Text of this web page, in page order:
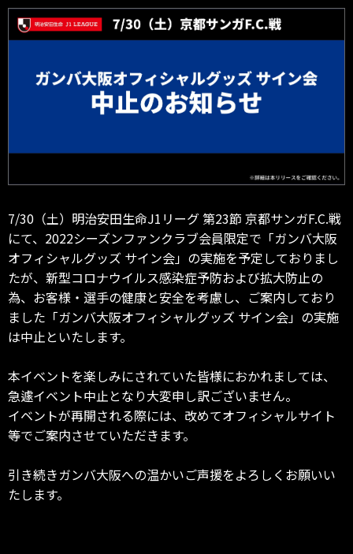
7/30（土）明治安田生命J1リーグ 第23節 京都サンガF.C.戦
にて、2022シーズンファンクラブ会員限定で「ガンバ大阪
オフィシャルグッズ サイン会」の実施を予定しておりまし
たが、新型コロナウイルス感染症予防および拡大防止の
為、お客様・選手の健康と安全を考慮し、ご案内しており
ました「ガンバ大阪オフィシャルグッズ サイン会」の実施
は中止といたします。
本イベントを楽しみにされていた皆様におかれましては、
急遽イベント中止となり大変申し訳ございません。
イベントが再開される際には、改めてオフィシャルサイト
等でご案内させていただきます。
引き続きガンバ大阪への温かいご声援をよろしくお願いい
たします。